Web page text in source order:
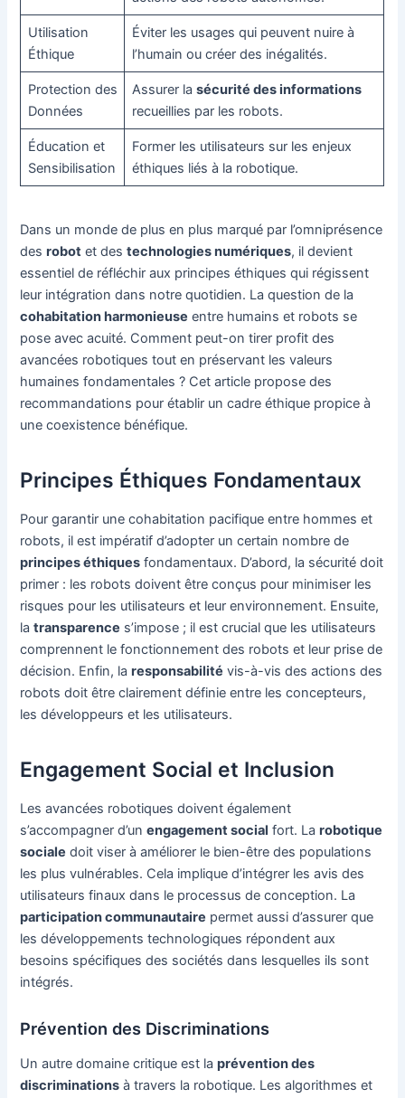
Utilisation
Éthique
Éviter les usages qui peuvent nuire à
l’humain ou créer des inégalités.
Protection des
Données
Assurer la sécurité des informations
recueillies par les robots.
Éducation et
Sensibilisation
Former les utilisateurs sur les enjeux
éthiques liés à la robotique.
Dans un monde de plus en plus marqué par l’omniprésence
desrobot et destechnologies numériques, il devient
essentiel de réfléchir aux principes éthiques qui régissent
leur intégration dans notre quotidien. La question de la
cohabitation harmonieuse entre humains et robots se
pose avec acuité. Comment peut-on tirer profit des
avancées robotiques tout en préservant les valeurs
humaines fondamentales ? Cet article propose des
recommandations pour établir un cadre éthique propice à
une coexistence bénéfique.
Principes Éthiques Fondamentaux
Pour garantir une cohabitation pacifique entre hommes et
robots, il est impératif d’adopter un certain nombre de
principes éthiques fondamentaux. D’abord, la sécurité doit
primer : les robots doivent être conçus pour minimiser les
risques pour les utilisateurs et leur environnement. Ensuite,
latransparence s’impose ; il est crucial que les utilisateurs
comprennent le fonctionnement des robots et leur prise de
décision. Enfin, laresponsabilité vis-à-vis des actions des
robots doit être clairement définie entre les concepteurs,
les développeurs et les utilisateurs.
Engagement Social et Inclusion
Les avancées robotiques doivent également
s’accompagner d’unengagement social fort. Larobotique
sociale doit viser à améliorer le bien-être des populations
les plus vulnérables. Cela implique d’intégrer les avis des
utilisateurs finaux dans le processus de conception. La
participation communautaire permet aussi d’assurer que
les développements technologiques répondent aux
besoins spécifiques des sociétés dans lesquelles ils sont
intégrés.
Prévention des Discriminations
Un autre domaine critique est laprévention des
discriminations à travers la robotique. Les algorithmes et